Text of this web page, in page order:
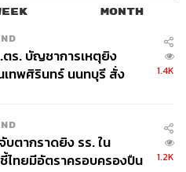
ลน์, เครื่องมือจัดการออร์เด
งมือเชื่อมต่อการชำระเงิน
ทธิพิเศษอย่าง
LINE POINTS
คมเปญต่างๆ ที่ร้านค้า
ทำโปรโมชันต่อได้ฟรีๆ และ
ายขึ้นบนหลากหลายช่องทาง
หน้าHOME, LINE Wallet
และ
MONTH
ร. บัญชาการเหตุยิง
เทพศิรินทร์ นนทบุรี สั่ง
1.4K
ตากราดยิง รร. ใน
ไทยมีอัตราครอบครองปืน
1.2K